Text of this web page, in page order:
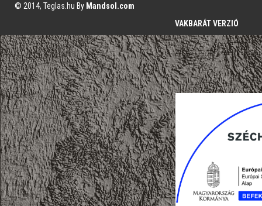
© 2014, Teglas.hu By Mandsol.com
VAKBARÁT VERZIÓ